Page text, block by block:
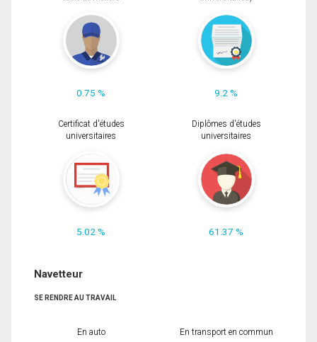
0.75 % 9.2 %
Certificat d'études
universitaires
5.02 %
Diplômes d'études
universitaires
61.37 %
Navetteur
SE RENDRE AU TRAVAIL
En auto En transport en commun